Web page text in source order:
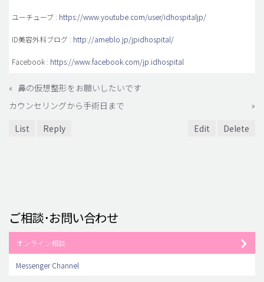
ユーチューブ : https://www.youtube.com/user/idhospitaljp/
ID美容外科ブログ : http://ameblo.jp/jpidhospital/
Facebook : https://www.facebook.com/jp.idhospital
« 鼻の仮想整形をお願いしたいです
カウンセリングから手術日まで
»
List
Reply Edit Delete
ご相談･お問い合わせ
オンライン相談
Messenger Channel